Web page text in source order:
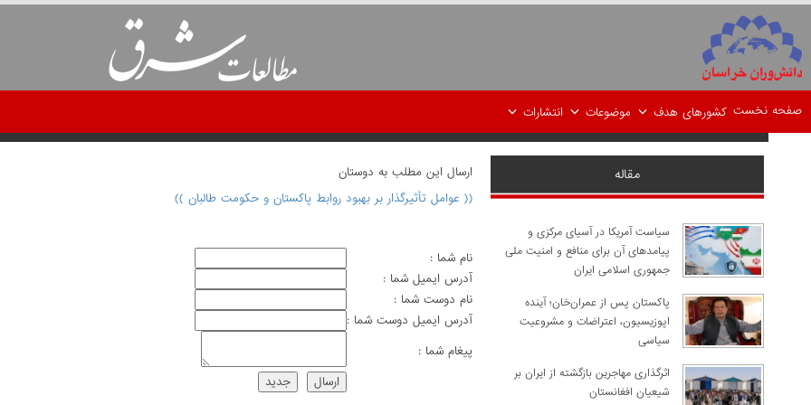
صفحه نخست کشورهای هدف موضوعات انتشارات
مقاله
سیاست آمریکا در آسیای مرکزی و
پیامدهای آن برای منافع و امنیت ملی
جمهوری اسلامی ایران
پاکستان پس از عمران‌خان؛ آینده
اپوزیسیون، اعتراضات و مشروعیت
سیاسی
اثرگذاری مهاجرین بازگشته از ایران بر
شیعیان افغانستان
ارسال اين مطلب به دوستان
(( عوامل تأثیرگذار بر بهبود روابط پاکستان و حکومت طالبان ))
نام شما :
آدرس ايميل شما :
نام دوست شما :
آدرس ايميل دوست شما :
پيغام شما :
ارسال
جديد